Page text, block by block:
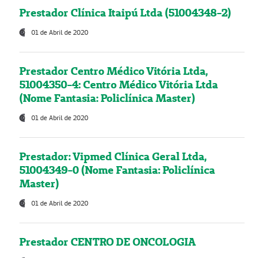
Prestador Clínica Itaipú Ltda (51004348-2)
01 de Abril de 2020
Prestador Centro Médico Vitória Ltda,
51004350-4: Centro Médico Vitória Ltda
(Nome Fantasia: Policlínica Master)
01 de Abril de 2020
Prestador: Vipmed Clínica Geral Ltda,
51004349-0 (Nome Fantasia: Policlínica
Master)
01 de Abril de 2020
Prestador CENTRO DE ONCOLOGIA